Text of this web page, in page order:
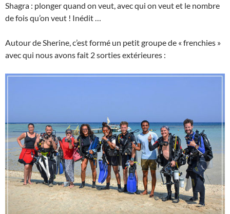
Shagra : plonger quand on veut, avec qui on veut et le nombre
de fois qu’on veut ! Inédit …
Autour de Sherine, c’est formé un petit groupe de « frenchies »
avec qui nous avons fait 2 sorties extérieures :